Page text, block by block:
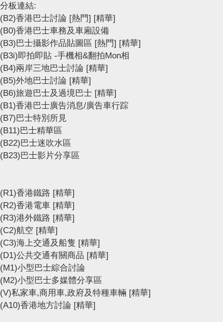
分板連結:
(B2)香港巴士討論 [熱門] [精華]
(B0)香港巴士車務及車廂設備
(B3)巴士攝影作品貼圖區 [熱門] [精華]
(B3i)即拍即貼 -手機相&翻拍Mon相
(B4)兩岸三地巴士討論 [精華]
(B5)外地巴士討論 [精華]
(B6)旅遊巴士及過境巴士 [精華]
(B1)香港巴士廣告消息/廣告車行踪
(B7)巴士特別所見
(B11)巴士精華區
(B22)巴士迷吹水區
(B23)巴士影片分享區
(R1)香港鐵路 [精華]
(R2)香港電車 [精華]
(R3)港外鐵路 [精華]
(C2)航空 [精華]
(C3)海上交通及船隻 [精華]
(D1)公共交通有關商品 [精華]
(M1)小型巴士綜合討論
(M2)小型巴士多媒體分享區
(V)私家車,商用車,政府及特種車輛 [精華]
(A10)香港地方討論 [精華]